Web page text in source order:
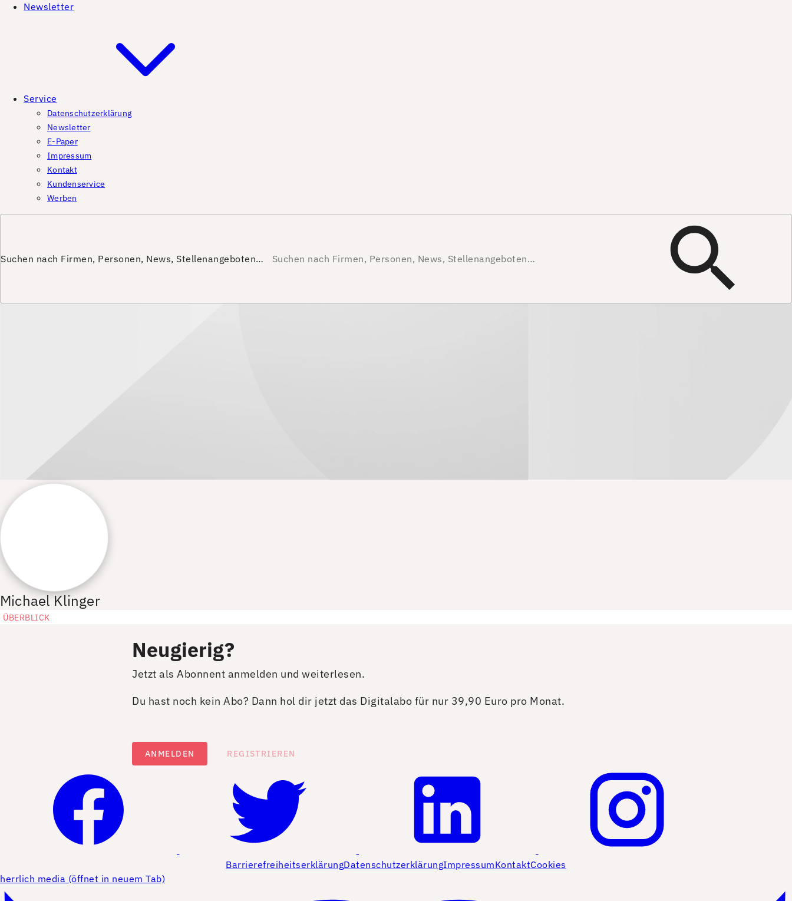
Newsletter
Service
Datenschutzerklärung
Newsletter
E-Paper
Impressum
Kontakt
Kundenservice
Werben
Suchen nach Firmen, Personen, News, Stellenangeboten…
Michael Klinger
ÜBERBLICK
Neugierig?
Jetzt als Abonnent anmelden und weiterlesen.
Du hast noch kein Abo? Dann hol dir jetzt das Digitalabo für nur 39,90 Euro pro Monat.
ANMELDEN REGISTRIEREN
BarrierefreiheitserklärungDatenschutzerklärungImpressumKontaktCookies
herrlich media (öffnet in neuem Tab)